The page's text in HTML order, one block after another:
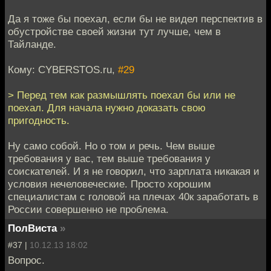
Да я тоже бы поехал, если бы не видел перспектив в
обустройстве своей жизни тут лучше, чем в
Тайланде.
Кому: CYBERSTOS.ru, #29
> Перед тем как размышлять поехал бы или не
поехал. Для начала нужно доказать свою
пригодность.
Ну само собой. Но о том и речь. Чем выше
требования у вас, тем выше требования у
соискателей. И я не говорил, что зарплата никакая и
условия нечеловеческие. Просто хорошим
специалистам с головой на плечах 40к заработать в
России совершенно не проблема.
ПолВиста »
#37 | 10.12.13 18:02
Вопрос.